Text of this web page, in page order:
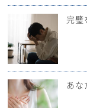
完璧
あな